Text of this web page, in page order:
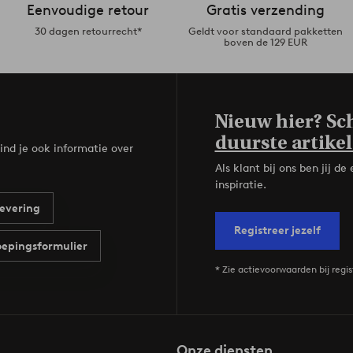
Eenvoudige retour
30 dagen retourrecht*
Gratis verzending
Geldt voor standaard pakketten
boven de 129 EUR
je ook informatie over
Nieuw hier?
duurste
Als klant bij ons ben jij de
inspiratie.
Registreer jezelf
* Zie actievoorwaarden bij